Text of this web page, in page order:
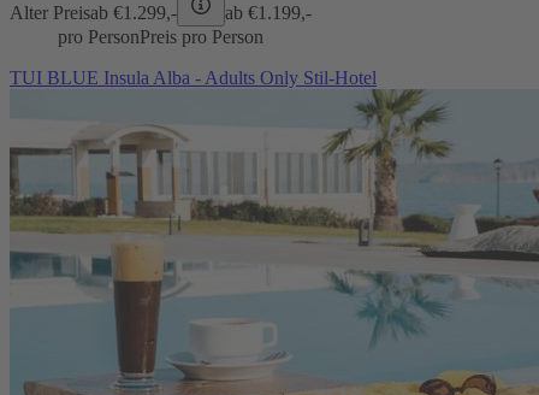
Alter Preisab €1.299,- ab €1.199,-
pro PersonPreis pro Person
TUI BLUE Insula Alba - Adults Only Stil-Hotel